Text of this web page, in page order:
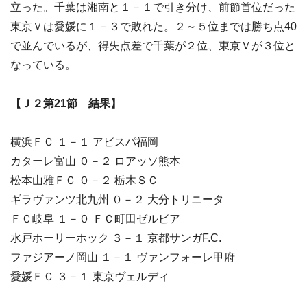
立った。千葉は湘南と１－１で引き分け、前節首位だった
東京Ｖは愛媛に１－３で敗れた。２～５位までは勝ち点40
で並んでいるが、得失点差で千葉が２位、東京Ｖが３位と
なっている。
【Ｊ２第21節 結果】
横浜ＦＣ １－１ アビスパ福岡
カターレ富山 ０－２ ロアッソ熊本
松本山雅ＦＣ ０－２ 栃木ＳＣ
ギラヴァンツ北九州 ０－２ 大分トリニータ
ＦＣ岐阜 １－０ ＦＣ町田ゼルビア
水戸ホーリーホック ３－１ 京都サンガF.C.
ファジアーノ岡山 １－１ ヴァンフォーレ甲府
愛媛ＦＣ ３－１ 東京ヴェルディ